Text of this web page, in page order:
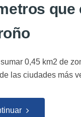
0,45 km2 de
las ciudades más